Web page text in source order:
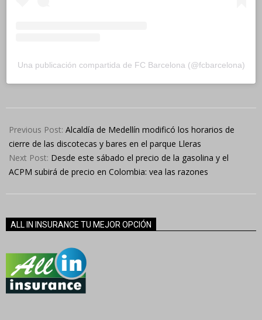
Una publicación compartida de FC Barcelona (@fcbarcelona)
04-
13
Previous Post: Alcaldía de Medellín modificó los horarios de
cierre de las discotecas y bares en el parque Lleras
Next Post: Desde este sábado el precio de la gasolina y el
ACPM subirá de precio en Colombia: vea las razones
ALL IN INSURANCE TU MEJOR OPCIÓN